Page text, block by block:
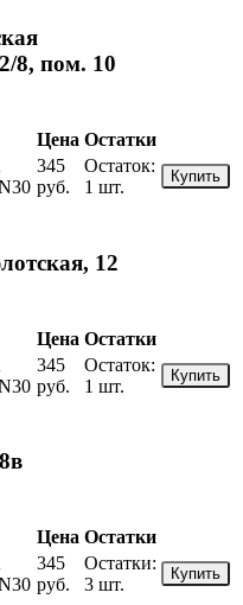
8, пом. 10
Цена Остатки
345
руб.
Остаток:
1 шт.
Купить
12
Цена Остатки
345
руб.
Остаток:
1 шт.
Купить
Цена Остатки
345
руб.
Остатки:
3 шт.
Купить